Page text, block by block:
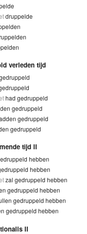
druppelde
verleden tijd
had gedruppeld
gedruppeld
gedruppeld
gedruppeld
tijd II
hebben
hebben
zal gedruppeld hebben
gedruppeld hebben
gedruppeld hebben
gedruppeld hebben
II